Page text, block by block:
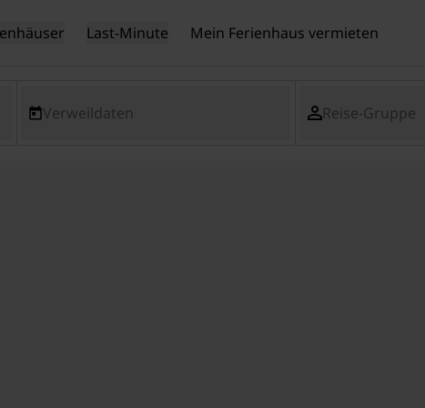
Last-Minute Mein Ferienhaus vermieten
Verweildaten Reise-Gruppe